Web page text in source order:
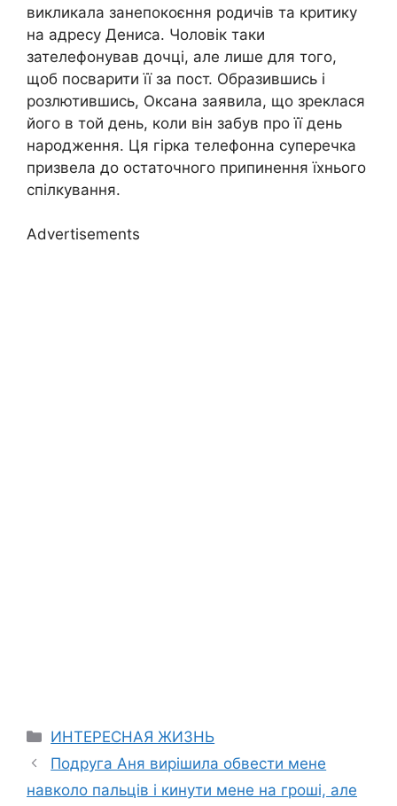
викликала занепокоєння родичів та критику
на адресу Дениса. Чоловік таки
зателефонував дочці, але лише для того,
щоб посварити її за пост. Образившись і
розлютившись, Оксана заявила, що зреклася
його в той день, коли він забув про її день
народження. Ця гірка телефонна суперечка
призвела до остаточного припинення їхнього
спілкування.
Advertisements
Categories
ИНТЕРЕСНАЯ ЖИЗНЬ
Подруга Аня вирішила обвести мене
навколо пальців і кинути мене на гроші, але